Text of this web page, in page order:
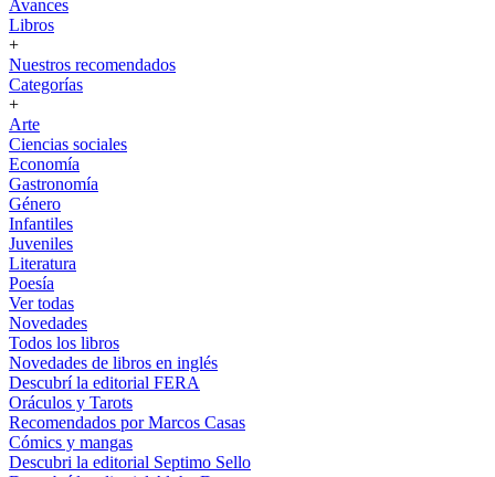
Avances
Libros
+
Nuestros recomendados
Categorías
+
Arte
Ciencias sociales
Economía
Gastronomía
Género
Infantiles
Juveniles
Literatura
Poesía
Ver todas
Novedades
Todos los libros
Novedades de libros en inglés
Descubrí la editorial FERA
Oráculos y Tarots
Recomendados por Marcos Casas
Cómics y mangas
Descubri la editorial Septimo Sello